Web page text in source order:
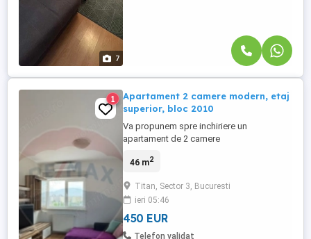
7
1
Apartament 2 camere modern, etaj
superior, bloc 2010
Va propunem spre inchiriere un
apartament de 2 camere
construit in 2010, pe str. Fetesti nr 54-56, la
cei care isi doresc confort, lumina naturala
si intimitate. Apartamentul beneficiaza de
un living generos si luminos, spatii ...
46 m2
Titan, Sector 3, Bucuresti
ieri 05:46
450 EUR
Telefon validat